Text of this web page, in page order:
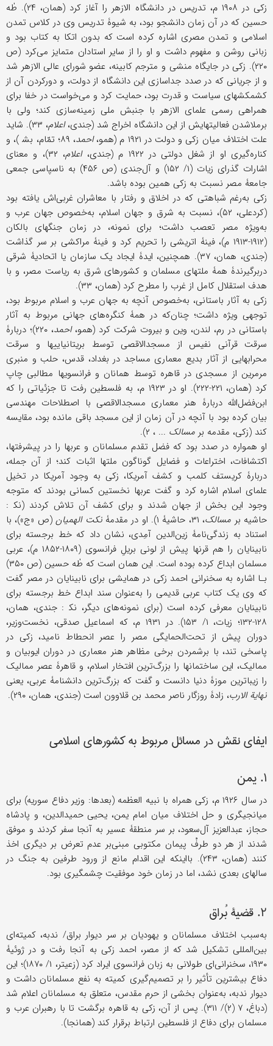
زکی در ۱۹۰۸ م، تدریس در دانشگاه الازهر را آغاز کرد (همان، ۲۴). طٰه
حسین که در آن زمان دانشجو بود، به شیوۀ تدریس وی در کلاس تمدن
اسلامی و تمدن مصری اشاره کرده است که بدون اتکا به کتاب بود و
زبانی روشن و مفهوم داشت و او را از سایر استادان متمایز می‌کرد (ص
۲۲۰). زکی در جایگاه منشی و مترجم کابینه، عضو شورای عالی الازهر شد
و از جریانی که در صدد جداسازی این دانشگاه از دولت، و دورکردن آن از
کشمکشهای سیاست و قدرت بود، حمایت کرد و می‌خواست در خفا برای
همراهی رسمی علمای الازهر با جنبش ملی زمینه‌سازی کند؛ ولی با
برملاشدن فعالیتهایش از این دانشگاه اخراج شد (جندی،اعلام
، ۳۳). شاید
علت اختلاف میان زکی و دولت در ۱۹۲۱ م (همو،
احمد
، ۸۹؛ تمّام، بش‍ )، و
کناره‌گیری او از شغل دولتی در ۱۹۲۲ م (جندی،
اعلام
، ۳۲)، و معنای
اشارات گذرای زیات (۱/ ۱۵۲) و آل‌جندی (ص ۴۵۶) به ناسپاسی جمعی
جامعۀ مصر نسبت به زکی همین بوده باشد.
زکی به‌رغم شباهتی که در اخلاق و رفتار با معاشران غربی‌اش یافته بود
(کردعلی، ۵۲)، نسبت به شرق و جهان اسلام، به‌خصوص جهان عرب و
به‌ویژه مصر تعصب داشت؛ برای نمونه، در زمان جنگهای بالکان
(۱۹۱۲-۱۹۱۳ م)، فینۀ اتریشی را تحریم کرد و فینۀ مراکشی بر سر گذاشت
(جندی، همان، ۳۷). همچنین، ایدۀ ایجاد یک سازمان یا اتحادیۀ شرقی
دربرگیرندۀ همۀ ملتهای مسلمان و کشورهای شرق به ریاست مصر، و با
هدف استقلال کامل از غرب را مطرح کرد (همان، ۳۳).
زکی به آثار باستانی، به‌خصوص آنچه به جهان عرب و اسلام مربوط بود،
توجهی ویژه داشت؛ چنان‌که در همۀ کنگره‌های جهانی مربوط به آثار
باستانی در رم، لندن، وین و بیروت شرکت کرد (همو،احمد
، ۲۲۰)؛ دربارۀ
سرقت قرآنی نفیس از مسجدالاقصى توسط بریتانیاییها و سرقت
محرابهایی از آثار بدیع معماری مساجد در بغداد، قدس، حلب و منبری
مرمرین از مسجدی در قاهره توسط همانان و فرانسویها مطالبی چاپ
کرد (همان، ۲۲۱-۲۲۲). او در ۱۹۲۳ م، به فلسطین رفت تا جزئیاتی را که
ابن‌فضل‌الله دربارۀ هنر معماری مسجدالاقصى با اصطلاحات مهندسی
بیان کرده بود با آنچه در آن زمان از این مسجد باقی مانده بود، مقایسه
کند (زکی، مقدمه بر مسالک ... ، ۲).
او همواره در صدد بود که فضل تقدم مسلمانان و عربها را در پیشرفتها،
اکتشافات، اختراعات و فضایل گوناگون ملتها اثبات کند؛ از آن جمله،
دربارۀ کریستف کلمب و کشف آمریکا، زکی به وجود آمریکا در تخیل
علمای اسلام اشاره کرد و گفت عربها نخستین کسانی بودند که متوجه
وجود این بخش از جهان شدند و برای کشف آن تلاش کردند (نک‍ :
حاشیه ‌بر مسالک، ۳۱، حاشیۀ ۱). او در مقدمۀ نکت‌ الهمیان(ص «ج»)، با
استناد به زندگی‌نامۀ زین‌الدین آمِدی، نشان داد که خط برجسته برای
نابینایان را هم قرنها پیش از لونی بریلِ فرانسوی (۱۸۰۹-۱۸۵۲ م)، عربی
مسلمان ابداع کرده بوده است. این همان است که طٰه حسین (ص ۳۵۰)
بـا اشاره به سخنرانی احمد زکی در همایشی برای نابینایان در مصر گفت
که وی یک کتاب عربی قدیمی را به‌عنوان سند ابداع خط برجسته برای
نابینایان معرفی کرده است (برای نمونه‌های دیگر، نک‍ : جندی، همان،
۱۲۸-۱۳۲؛ زیات، ۱/ ۱۵۳). در ۱۹۳۱ م، که اسماعیل صدقی، نخست‌وزیر،
دوران پیش از تحت‌الحمایگی مصر را عصر انحطاط نامید، زکی در
پاسخی تند، با برشمردن برخی مظاهر هنر معماری در دوران ایوبیان و
ممالیک، این ساختمانها را بزرگ‌ترین افتخار اسلام، و قاهرۀ عصر ممالیک
را زیباترین موزۀ دنیا دانست و گفت که بزرگ‌ترین دانشنامۀ عربی، یعنی
نهایة الارب، زادۀ روزگار ناصر محمد بن قلاوون است (جندی، همان، ۲۹۰).
ایفای نقش در مسائل مربوط به کشورهای اسلامی
۱. یمن
در سال ۱۹۲۶ م، زکی همراه با نبیه العظمه (بعدها: وزیر دفاع سوریه) برای
میانجیگری و حل اختلاف میان امام یمن، یحیى حمیدالدین، و پادشاه
حجاز، عبدالعزیز آل‌سعود، بر سر منطقۀ عسیر به آنجا سفر کردند و موفق
شدند از هر دو طرفْ پیمان مکتوبی مبنی‌بر عدم تعرض بر دیگری اخذ
کنند (همان، ۲۴۳). بااینکه این اقدام مانع از ورود طرفین به جنگ در
سالهای بعدی نشد، اما در زمان خود موفقیت چشمگیری بود.
۲. قضیۀ بُراق
به‌سبب اختلاف مسلمانان و یهودیان بر سر دیوار براق/ ندبه، کمیته‌ای
بین‌المللی تشکیل شد که از مصر، احمد زکی به آنجا رفت و در ژوئیۀ
۱۹۳۰، سخنرانی‌ای طولانی به زبان فرانسوی ایراد کرد (زعیتر، ۱/ ۱۸۷۰)؛ این
دفاع بیشترین تأثیر را بر تصمیم‌گیری کمیته به نفع مسلمانان داشت و
دیوار ندبه، به‌عنوان بخشی از حرم مقدس، متعلق به مسلمانان اعلام شد
(دباغ، ۷ (۲)/ ۳۱۱). پس از آن، زکی به قاهره برگشت تا با رهبران عرب و
مسلمان برای دفاع از فلسطین ارتباط برقرار کند (همانجا).